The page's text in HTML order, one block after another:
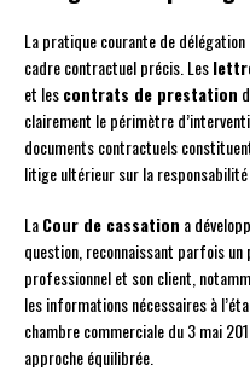
La pratique courante de
cadre contractuel précis. Les
et lescontrats de prestation
clairement le périmètre
documents contractuels
litige ultérieur sur la
LaCour de cassation a
question, reconnaissant parfois
professionnel et son client,
les informations nécessaires à
chambre commerciale du 3 mai
approche équilibrée.